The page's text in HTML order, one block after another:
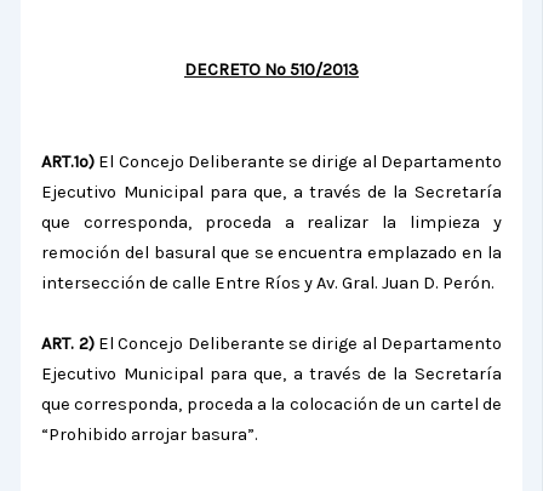
DECRETO Nº 510/2013
ART.1º) El Concejo Deliberante se dirige al Departamento
Ejecutivo Municipal para que, a través de la Secretaría
que corresponda, proceda a realizar la limpieza y
remoción del basural que se encuentra emplazado en la
intersección de calle Entre Ríos y Av. Gral. Juan D. Perón.
ART. 2) El Concejo Deliberante se dirige al Departamento
Ejecutivo Municipal para que, a través de la Secretaría
que corresponda, proceda a la colocación de un cartel de
“Prohibido arrojar basura”.